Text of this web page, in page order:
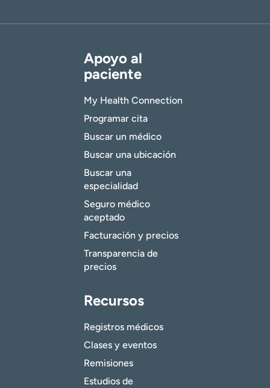
Apoyo al
paciente
My Health Connection
Programar cita
Buscar un médico
Buscar una ubicación
Buscar una
especialidad
Seguro médico
aceptado
Facturación y precios
Transparencia de
precios
Recursos
Registros médicos
Clases y eventos
Remisiones
Estudios de